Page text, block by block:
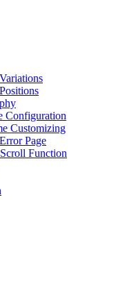
Configuration
Customizing
Page
Function